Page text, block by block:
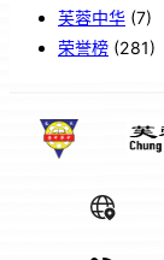
芙蓉中华 (7)
荣誉榜 (281)